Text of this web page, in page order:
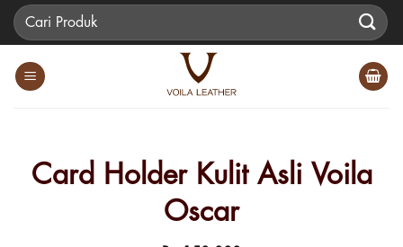
SkipPencarian
untuk:
Card Holder Kulit Asli Voila
Oscar